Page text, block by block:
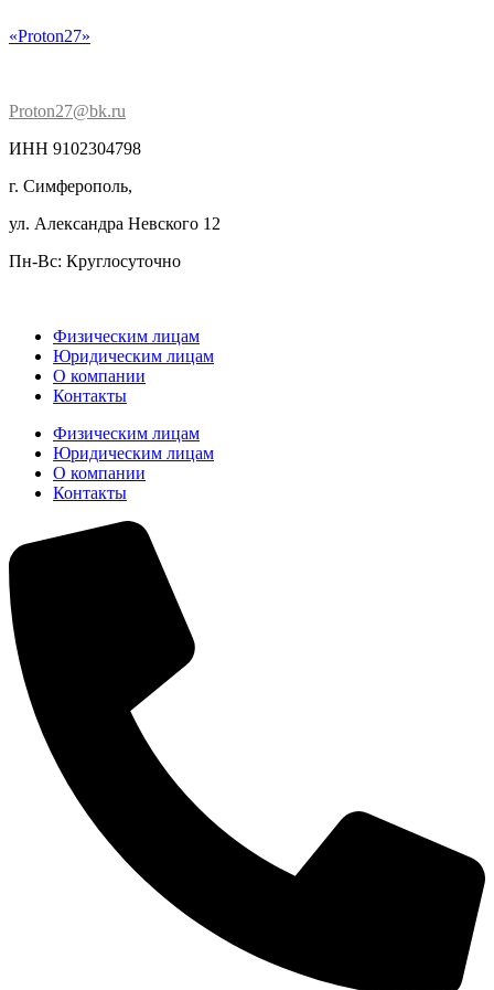
«Proton27»
Proton27@bk.ru
ИНН 9102304798
г. Симферополь,
ул. Александра Невского 12
Пн-Вс: Круглосуточно
Физическим лицам
Юридическим лицам
О компании
Контакты
Физическим лицам
Юридическим лицам
О компании
Контакты